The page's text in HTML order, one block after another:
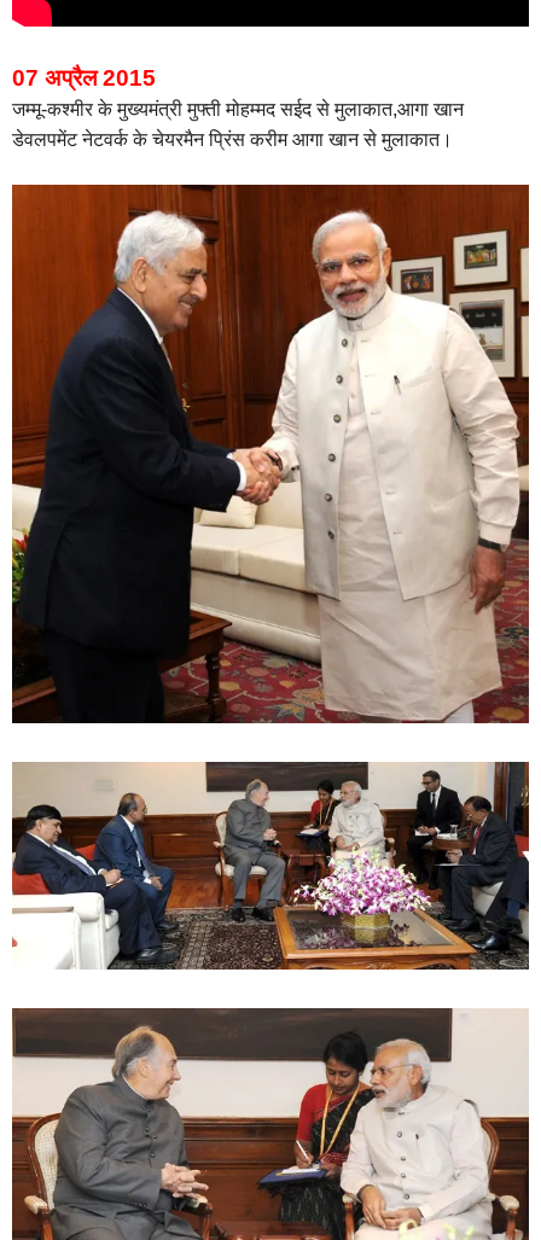
07 अप्रैल 2015
जम्मू-कश्मीर के मुख्यमंत्री मुफ्ती मोहम्मद सईद से मुलाकात,आगा खान
डेवलपमेंट नेटवर्क के चेयरमैन प्रिंस करीम आगा खान से मुलाकात।